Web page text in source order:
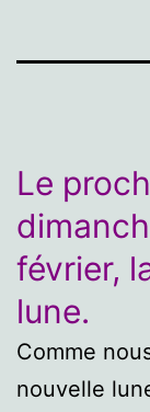
Le
février,
lune.
Comme
nouvelle